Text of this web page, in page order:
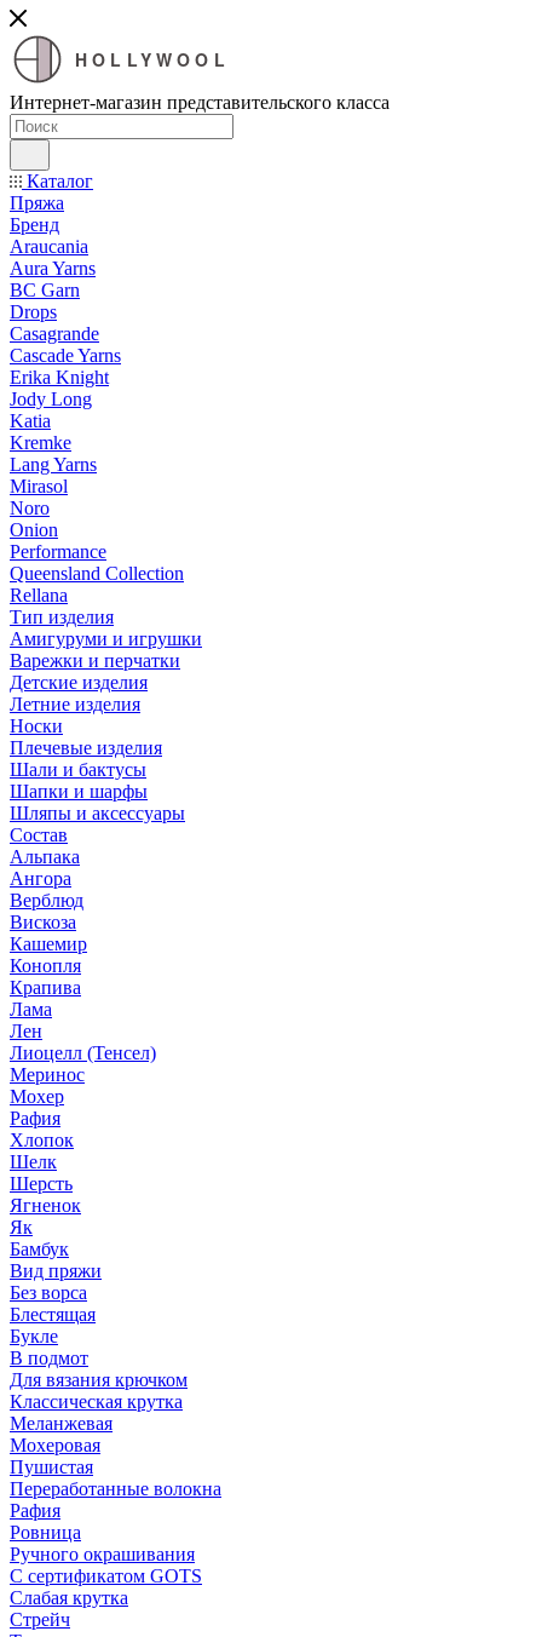
HOLLYWOOL
Интернет-магазин представительского класса
Каталог
Пряжа
Бренд
Araucania
Aura Yarns
BC Garn
Drops
Casagrande
Cascade Yarns
Erika Knight
Jody Long
Katia
Kremke
Lang Yarns
Mirasol
Noro
Onion
Performance
Queensland Collection
Rellana
Тип изделия
Амигуруми и игрушки
Варежки и перчатки
Детские изделия
Летние изделия
Носки
Плечевые изделия
Шали и бактусы
Шапки и шарфы
Шляпы и аксессуары
Состав
Альпака
Ангора
Верблюд
Вискоза
Кашемир
Конопля
Крапива
Лама
Лен
Лиоцелл (Тенсел)
Меринос
Мохер
Рафия
Хлопок
Шелк
Шерсть
Ягненок
Як
Бамбук
Вид пряжи
Без ворса
Блестящая
Букле
В подмот
Для вязания крючком
Классическая крутка
Меланжевая
Мохеровая
Пушистая
Переработанные волокна
Рафия
Ровница
Ручного окрашивания
С сертификатом GOTS
Слабая крутка
Стрейч